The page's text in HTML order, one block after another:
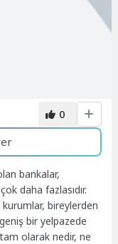
0
bankalar,
daha fazlasıdır.
bireylerden
bir yelpazede
olarak nedir, ne